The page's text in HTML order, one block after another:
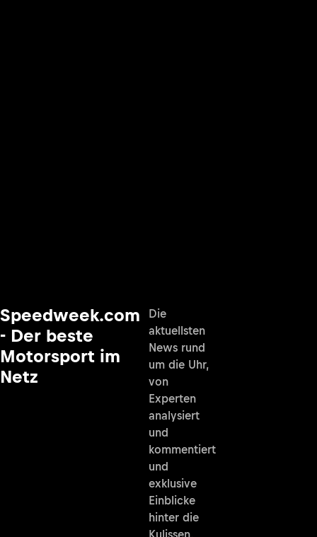
Speedweek.com
- Der beste
Motorsport im
Netz
Die
aktuellsten
News rund
um die Uhr,
von
Experten
analysiert
und
kommentiert
und
exklusive
Einblicke
hinter die
Kulissen.